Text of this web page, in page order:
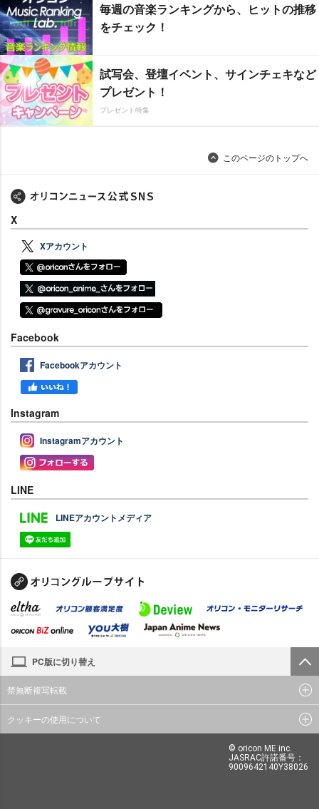
毎週の音楽ランキングから、ヒットの推移
をチェック！
試写会、登壇イベント、サインチェキなど
プレゼント！
プレゼント特集
このページのトップへ
X
Xアカウント
Facebook
Facebookアカウント
Instagram
Instagramアカウント
LINE
LINEアカウントメディア
PC版に切り替え
禁無断複写転載
クッキーの使用について
© oricon ME inc.
JASRAC許諾番号：
9009642140Y38026